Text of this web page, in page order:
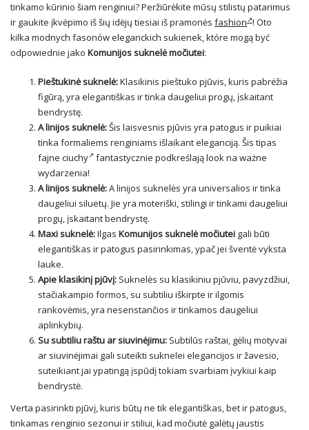
tinkamo kūrinio šiam renginiui? Peržiūrėkite mūsų stilistų patarimus
ir gaukite įkvėpimo iš šių idėjų tiesiai iš pramonės fashion ! Oto
kilka modnych fasonów eleganckich sukienek, które mogą być
odpowiednie jako Komunijos suknelė močiutei:
Pieštukinė suknelė:Klasikinis pieštuko pjūvis, kuris pabrėžia
figūrą, yra elegantiškas ir tinka daugeliui progų, įskaitant
bendrystę.
A linijos suknelė:Šis laisvesnis pjūvis yra patogus ir puikiai
tinka formaliems renginiams išlaikant eleganciją. Šis tipas
fajne ciuchy
fantastycznie podkreślają look na ważne
wydarzenia!
A linijos suknelė:A linijos suknelės yra universalios ir tinka
daugeliui siluetų. Jie yra moteriški, stilingi ir tinkami daugeliui
progų, įskaitant bendrystę.
Maxi suknelė:Ilgas Komunijos suknelė močiutei gali būti
elegantiškas ir patogus pasirinkimas, ypač jei šventė vyksta
lauke.
Apie klasikinį pjūvį: Suknelės su klasikiniu pjūviu, pavyzdžiui,
stačiakampio formos, su subtiliu iškirpte ir ilgomis
rankovėmis, yra nesenstančios ir tinkamos daugeliui
aplinkybių.
Su subtiliu raštu ar siuvinėjimu: Subtilūs raštai, gėlių motyvai
ar siuvinėjimai gali suteikti suknelei elegancijos ir žavesio,
suteikiant jai ypatingą įspūdį tokiam svarbiam įvykiui kaip
bendrystė.
Verta pasirinkti pjūvį, kuris būtų ne tik elegantiškas, bet ir patogus,
tinkamas renginio sezonui ir stiliui, kad močiutė galėtų jaustis